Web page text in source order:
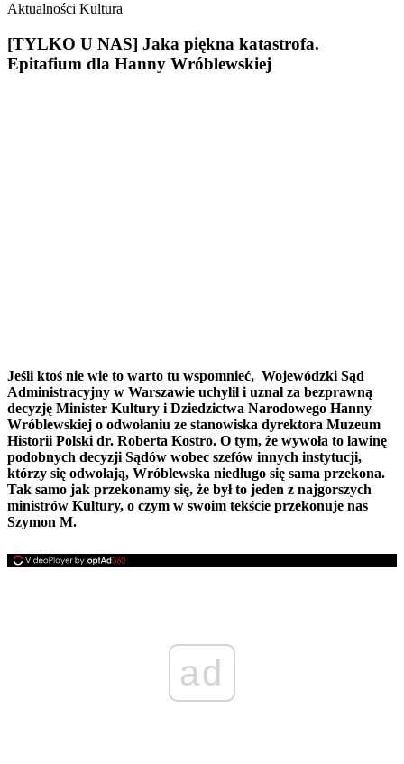
Aktualności Kultura
[TYLKO U NAS] Jaka piękna katastrofa.
Epitafium dla Hanny Wróblewskiej
Jeśli ktoś nie wie to warto tu wspomnieć, Wojewódzki Sąd
Administracyjny w Warszawie uchylił i uznał za bezprawną
decyzję Minister Kultury i Dziedzictwa Narodowego Hanny
Wróblewskiej o odwołaniu ze stanowiska dyrektora Muzeum
Historii Polski dr. Roberta Kostro. O tym, że wywoła to lawinę
podobnych decyzji Sądów wobec szefów innych instytucji,
którzy się odwołają, Wróblewska niedługo się sama przekona.
Tak samo jak przekonamy się, że był to jeden z najgorszych
ministrów Kultury, o czym w swoim tekście przekonuje nas
Szymon M.
ad